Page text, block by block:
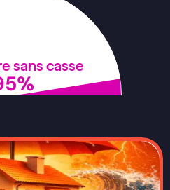
sans casse
%